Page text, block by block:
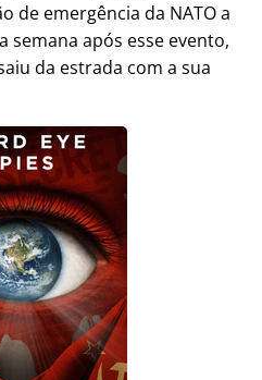
de emergência da NATO a
semana após esse evento,
da estrada com a sua